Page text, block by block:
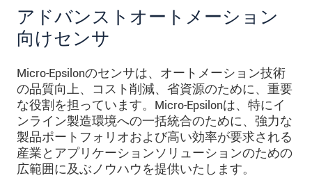
アドバンストオートメーション
向けセンサ
Micro-Epsilonのセンサは、オートメーション技術
の品質向上、コスト削減、省資源のために、重要
な役割を担っています。Micro-Epsilonは、特にイ
ンライン製造環境への一括統合のために、強力な
製品ポートフォリオおよび高い効率が要求される
産業とアプリケーションソリューションのための
広範囲に及ぶノウハウを提供いたします。